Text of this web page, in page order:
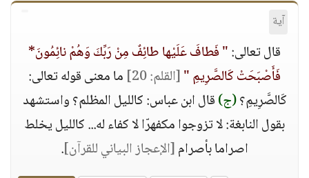
آية
قال تعالى:" فَطافَ عَلَيْها طائِفٌ مِنْ رَبِّكَ وَهُمْ نائِمُونَ*
فَأَصْبَحَتْ كَالصَّرِيمِ "[القلم: 20]
ما معنى قوله تعالى:
كَالصَّرِيمِ؟(ج)قال ابن عباس: كالليل المظلم؟ واستشهد
بقول النابغة: لا تزوجوا مكفهرّا لا كفاء له... كالليل يخلط
اصراما بأصرام[الإعجاز البياني للقرآن].